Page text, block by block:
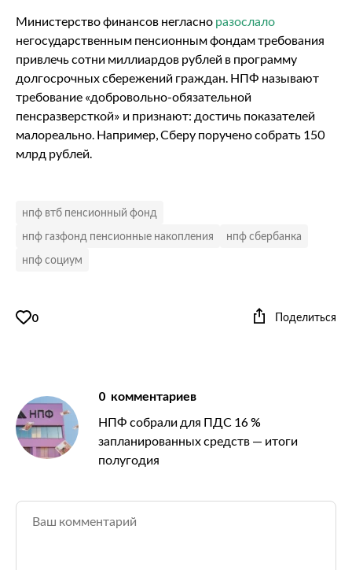
Министерство финансов негласно разослало
негосударственным пенсионным фондам требования
привлечь сотни миллиардов рублей в программу
долгосрочных сбережений граждан. НПФ называют
требование «добровольно-обязательной
пенсразверсткой» и признают: достичь показателей
малореально. Например, Сберу поручено собрать 150
млрд рублей.
нпф втб пенсионный фонд
нпф газфонд пенсионные накопления
нпф сбербанка
нпф социум
0 Поделиться
0 комментариев
НПФ собрали для ПДС 16 %
запланированных средств — итоги
полугодия